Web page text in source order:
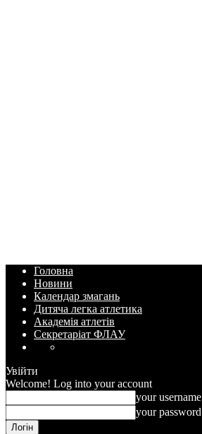
Головна
Новини
Календар змагань
Дитяча легка атлетика
Академія атлетів
Секретаріат ФЛАУ
Увійти
Welcome! Log into your account
your username
your password